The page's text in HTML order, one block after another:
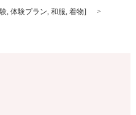
, 体験プラン, 和服, 着物]